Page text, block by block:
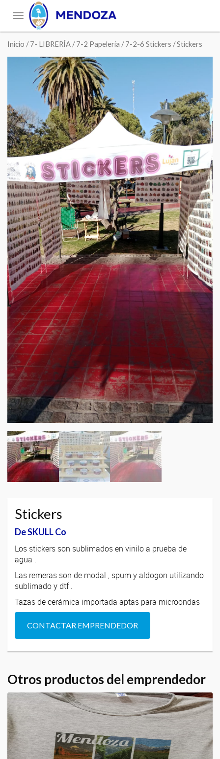
Toggle
navigation
Inicio /7- LIBRERÍA /7-2 Papelería /7-2-6 Stickers / Stickers
Stickers
De SKULL Co
Los stickers son sublimados en vinilo a prueba de
agua .
Las remeras son de modal , spum y aldogon utilizando
sublimado y dtf .
Tazas de cerámica importada aptas para microondas
CONTACTAR EMPRENDEDOR
Otros productos del emprendedor